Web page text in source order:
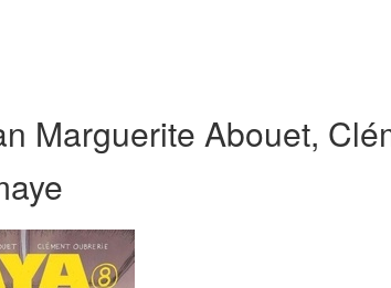
Marguerite Abouet,